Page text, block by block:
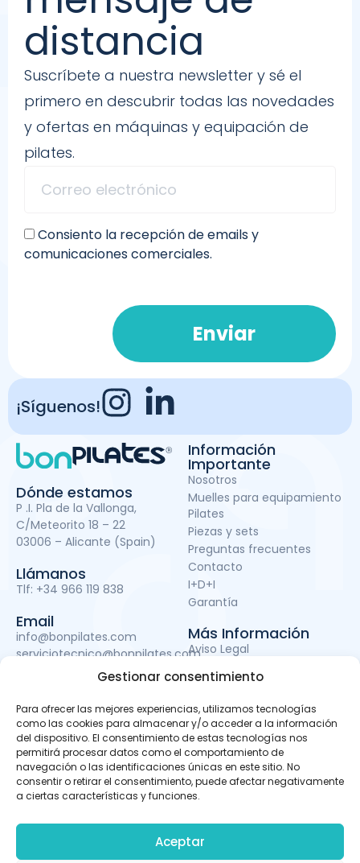
Gestionar consentimiento
Para ofrecer las mejores experiencias, utilizamos tecnologías
como las cookies para almacenar y/o acceder a la información
del dispositivo. El consentimiento de estas tecnologías nos
permitirá procesar datos como el comportamiento de
navegación o las identificaciones únicas en este sitio. No
consentir o retirar el consentimiento, puede afectar negativamente
a ciertas características y funciones.
Aceptar
Dónde estamos
P .I. Pla de la Vallonga,
C/Meteorito 18 – 22
03006 – Alicante (Spain)
Llámanos
Tlf: +34 966 119 838
Email
info@bonpilates.com
serviciotecnico@bonpilates.com
Información
Importante
Nosotros
Muelles para equipamiento
Pilates
Piezas y sets
Preguntas frecuentes
Contacto
I+D+I
Garantía
Más Información
Aviso Legal
Política de Privacidad
Política de cookies
Subvenciones
distancia
Suscríbete a nuestra newsletter y sé el
primero en descubrir todas las novedades
y ofertas en máquinas y equipación de
pilates.
Consiento la recepción de emails y
comunicaciones comerciales.
Enviar
¡Síguenos!
BONPILATES S.L. ha sido beneficiaria del Fondo Europeo de
Desarrollo Regional cuyo objetivo es mejorar el uso y la
calidad de las tecnologías de la información y de las
apps móviles, otro de Desarrollo de material promocional